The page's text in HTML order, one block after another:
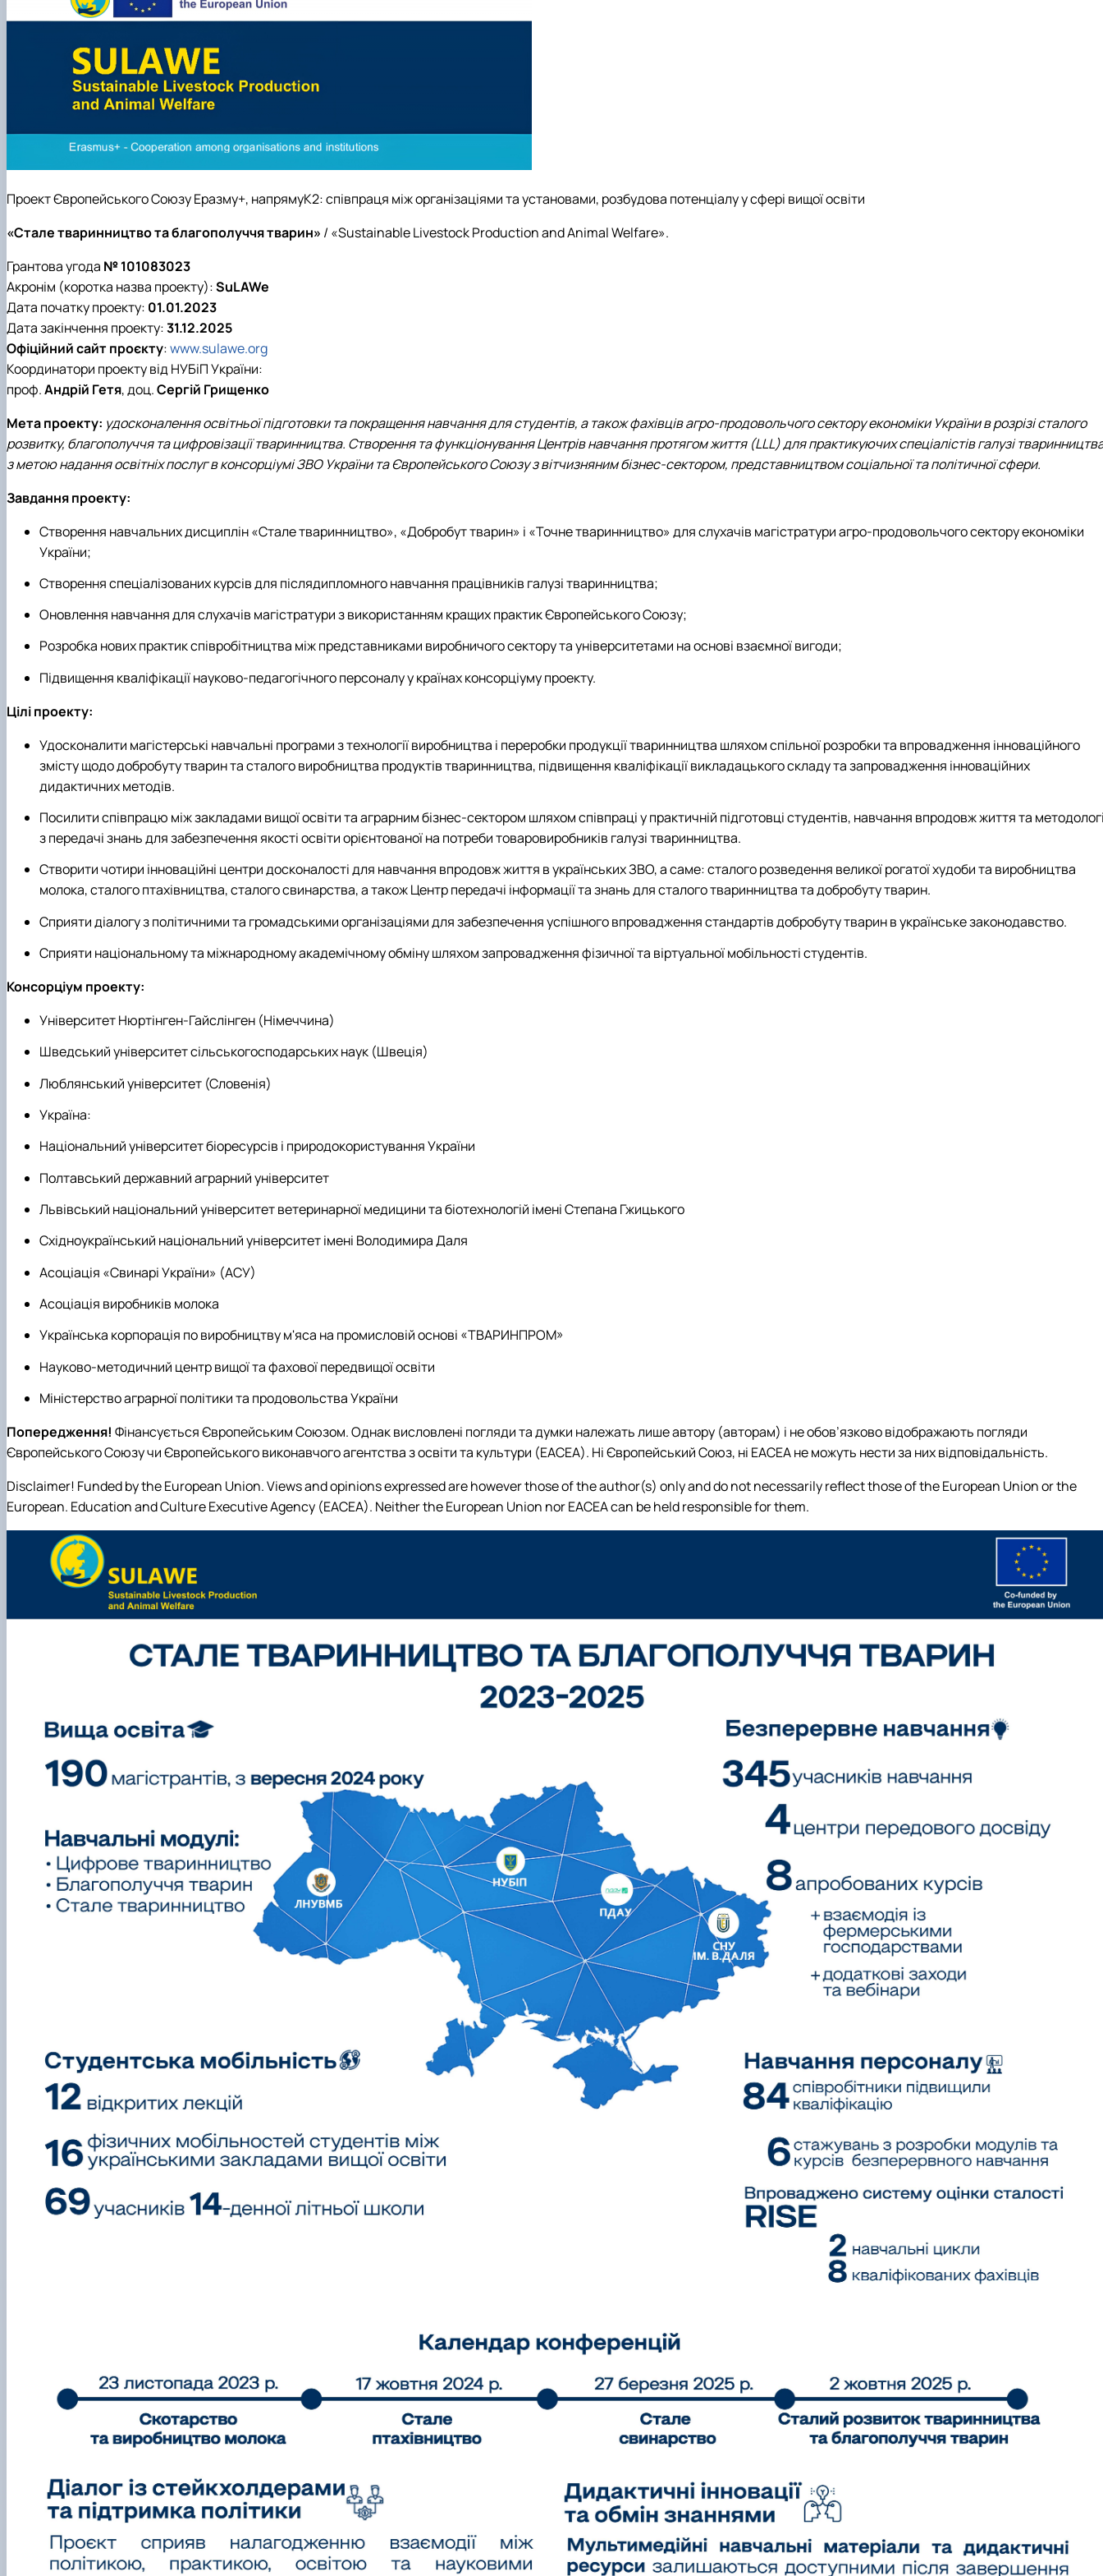
Стратегія розвитку факультету
Пам'яті студентів та випускників факультету
Працевлаштування студентів
Інформація для студентів
Відкриті лекції
Проект Європейського Союзу Еразму+, напрямуК2: співпраця між організаціями та установами, розбудова потенціалу у сфері вищої освіти
«Стале тваринництво та благополуччя тварин» / «Sustainable Livestock Production and Animal Welfare».
Грантова угода № 101083023
Акронім (коротка назва проекту):SuLAWe
Дата початку проекту: 01.01.2023
Дата закінчення проекту:31.12.2025
Офіційний сайт проєкту:www.sulawe.org
Координатори проекту від НУБіП України:
проф.Андрій Гетя, доц.Сергій Грищенко
Мета проекту: удосконалення освітньої підготовки та покращення навчання для студентів, а також фахівців агро-продовольчого сектору економіки України в розрізі сталого
розвитку, благополуччя та цифровізації тваринництва. Створення та функціонування Центрів навчання протягом життя (LLL) для практикуючих спеціалістів галузі
з метою надання освітніх послуг в консорціумі ЗВО України та Європейського Союзу з вітчизняним бізнес-сектором, представництвом соціальної та політичної сфери.
Завдання проекту:
Створення навчальних дисциплін «Стале тваринництво», «Добробут тварин» і «Точне тваринництво» для слухачів магістратури агро-продовольчого сектору економіки
України;
Створення спеціалізованих курсів для післядипломного навчання працівників галузі тваринництва;
Оновлення навчання для слухачів магістратури з використанням кращих практик Європейського Союзу;
Розробка нових практик співробітництва між представниками виробничого сектору та університетами на основі взаємної вигоди;
Підвищення кваліфікації науково-педагогічного персоналу у країнах консорціуму проекту.
Цілі проекту:
Удосконалити магістерські навчальні програми з технології виробництва і переробки продукції тваринництва шляхом спільної розробки та впровадження інноваційного
змісту щодо добробуту тварин та сталого виробництва продуктів тваринництва, підвищення кваліфікації викладацького складу та запровадження інноваційних
дидактичних методів.
Посилити співпрацю між закладами вищої освіти та аграрним бізнес-сектором шляхом співпраці у практичній підготовці студентів, навчання впродовж життя та
з передачі знань для забезпечення якості освіти орієнтованої на потреби товаровиробників галузі тваринництва.
Створити чотири інноваційні центри досконалості для навчання впродовж життя в українських ЗВО, а саме: сталого розведення великої рогатої худоби та виробництва
молока, сталого птахівництва, сталого свинарства, а також Центр передачі інформації та знань для сталого тваринництва та добробуту тварин.
Сприяти діалогу з політичними та громадськими організаціями для забезпечення успішного впровадження стандартів добробуту тварин в українське законодавство.
Сприяти національному та міжнародному академічному обміну шляхом запровадження фізичної та віртуальної мобільності студентів.
Консорціум проекту:
Університет Нюртінген-Гайслінген (Німеччина)
Шведський університет сільськогосподарських наук (Швеція)
Люблянський університет (Словенія)
Україна:
Національний університет біоресурсів і природокористування України
Полтавський державний аграрний університет
Львівський національний університет ветеринарної медицини та біотехнологій імені Степана Гжицького
Східноукраїнський національний університет імені Володимира Даля
Асоціація «Свинарі України» (АСУ)
Асоціація виробників молока
Українська корпорація по виробництву м'яса на промисловій основі «ТВАРИНПРОМ»
Науково-методичний центр вищої та фахової передвищої освіти
Міністерство аграрної політики та продовольства України
Попередження! Фінансується Європейським Союзом. Однак висловлені погляди та думки належать лише автору (авторам) і не обов’язково відображають погляди
Європейського Союзу чи Європейського виконавчого агентства з освіти та культури (EACEA). Ні Європейський Союз, ні EACEA не можуть нести за них відповідальність.
Disclaimer! Funded by the European Union. Views and opinions expressed are however those of the author(s) only and do not necessarily reflect those of the European Union or the
European. Education and Culture Executive Agency (EACEA). Neither the European Union nor EACEA can be held responsible for them.